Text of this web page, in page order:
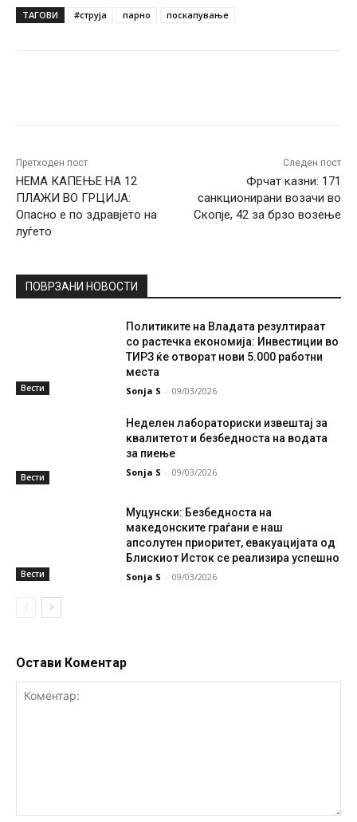
ТАГОВИ #струја парно поскапување
Претходен пост
НЕМА КАПЕЊЕ НА 12
ПЛАЖИ ВО ГРЦИЈА:
Опасно е по здравјето на
луѓето
Следен пост
Фрчат казни: 171
санкционирани возачи во
Скопје, 42 за брзо возење
ПОВРЗАНИ НОВОСТИ
Вести
Политиките на Владата резултираат
со растечка економија: Инвестиции во
ТИРЗ ќе отворат нови 5.000 работни
места
Sonja S - 09/03/2026
Вести
Неделен лабораториски извештај за
квалитетот и безбедноста на водата
за пиење
Sonja S - 09/03/2026
Вести
Муцунски: Безбедноста на
македонските граѓани е наш
апсолутен приоритет, евакуацијата од
Блискиот Исток се реализира успешно
Sonja S - 09/03/2026
Остави Коментар